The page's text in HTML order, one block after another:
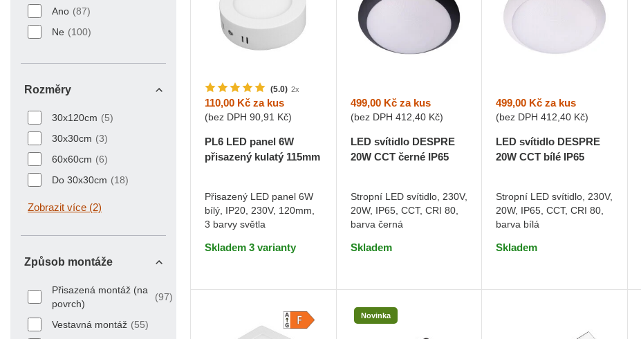
StmíváníAno (87)
Ne (100)
Rozměry
Rozměry30x120cm (5)
30x30cm (3)
60x60cm (6)
Do 30x30cm (18)
Zobrazit více (2)
Způsob montáže
Způsob montáže
Přisazená montáž (na
povrch)
(97)
Vestavná montáž (55)
(5.0) 2x
110,00 Kč za kus
(bez DPH 90,91 Kč)
PL6 LED panel 6W
přisazený kulatý 115mm
Přisazený LED panel 6W
bílý, IP20, 230V, 120mm,
3 barvy světla
Skladem 3 varianty
DO KOŠÍKU
499,00 Kčza kus
(bez DPH 412,40 Kč)
LED svítidlo DESPRE
20W CCT černé IP65
Stropní LED svítidlo, 230V,
20W, IP65, CCT, CRI 80,
barva černá
Skladem
DO KOŠÍKU
499,00 Kč za kus
(bez DPH412,40 Kč)
LED svítidlo DESPRE
20W CCT bílé IP65
Stropní LED svítidlo, 230V,
20W, IP65, CCT, CRI 80,
barva bílá
Skladem
DO KOŠÍKU
Novinka